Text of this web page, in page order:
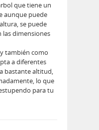
que tiene un
aunque puede
se puede
dimensiones
también como
a diferentes
bastante altitud,
lo que
para tu